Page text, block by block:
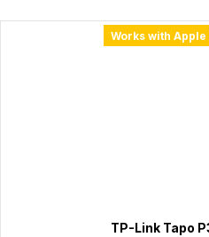
Works with Apple
TP-Link Tapo